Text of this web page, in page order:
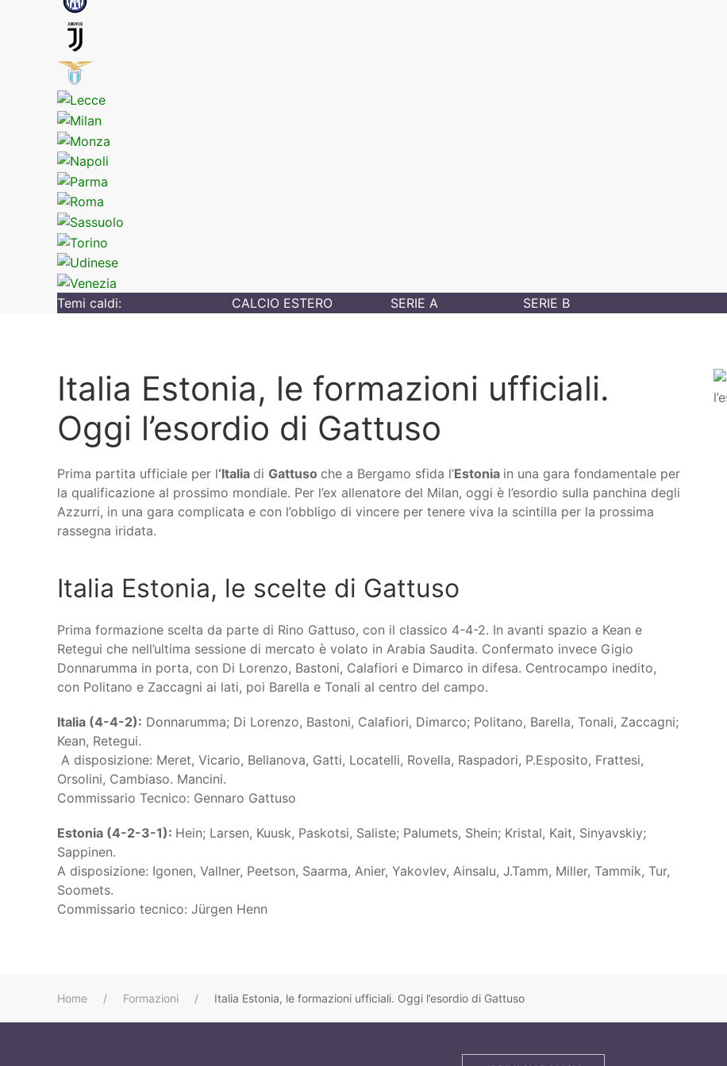
Temi caldi: CALCIO ESTERO SERIE A SERIE B
Italia Estonia, le formazioni ufficiali.
Oggi l’esordio di Gattuso
Prima partita ufficiale per l‘Italia di Gattuso che a Bergamo sfida l’Estonia in una gara fondamentale per
la qualificazione al prossimo mondiale. Per l’ex allenatore del Milan, oggi è l’esordio sulla panchina degli
Azzurri, in una gara complicata e con l’obbligo di vincere per tenere viva la scintilla per la prossima
rassegna iridata.
Italia Estonia, le scelte di Gattuso
Prima formazione scelta da parte di Rino Gattuso, con il classico 4-4-2. In avanti spazio a Kean e
Retegui che nell’ultima sessione di mercato è volato in Arabia Saudita. Confermato invece Gigio
Donnarumma in porta, con Di Lorenzo, Bastoni, Calafiori e Dimarco in difesa. Centrocampo inedito,
con Politano e Zaccagni ai lati, poi Barella e Tonali al centro del campo.
Italia (4-4-2): Donnarumma; Di Lorenzo, Bastoni, Calafiori, Dimarco; Politano, Barella, Tonali, Zaccagni;
Kean, Retegui.
A disposizione: Meret, Vicario, Bellanova, Gatti, Locatelli, Rovella, Raspadori, P.Esposito, Frattesi,
Orsolini, Cambiaso. Mancini.
Commissario Tecnico: Gennaro Gattuso
Estonia (4-2-3-1): Hein; Larsen, Kuusk, Paskotsi, Saliste; Palumets, Shein; Kristal, Kait, Sinyavskiy;
Sappinen.
A disposizione: Igonen, Vallner, Peetson, Saarma, Anier, Yakovlev, Ainsalu, J.Tamm, Miller, Tammik, Tur,
Soomets.
Commissario tecnico: Jürgen Henn
Home Formazioni Italia Estonia, le formazioni ufficiali. Oggi l’esordio di Gattuso